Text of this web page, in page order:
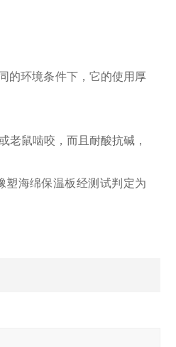
的环境条件下，它的使用厚
老鼠啮咬，而且耐酸抗碱，
塑海绵保温板经测试判定为